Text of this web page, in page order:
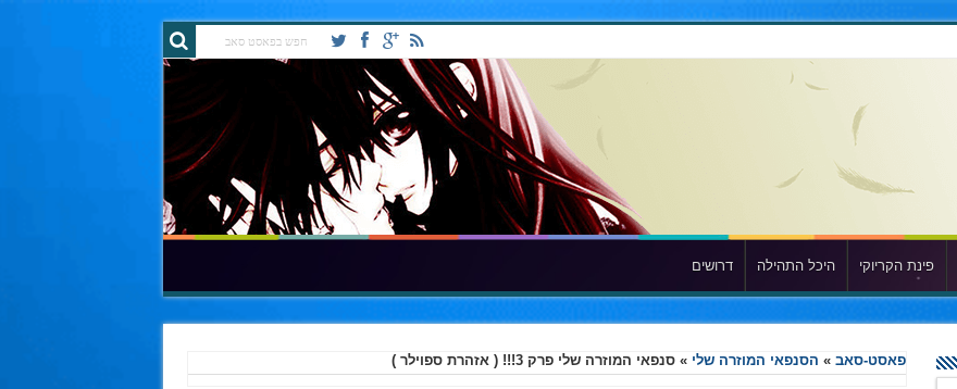
פינת הקריוקי היכל התהילה דרושים
פאסט-סאב » הסנפאי המוזרה שלי »סנפאי המוזרה שלי פרק 3!!! ( אזהרת ספוילר )